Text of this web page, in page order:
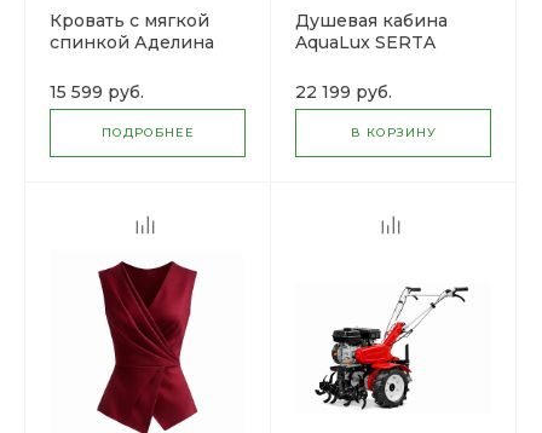
Кровать с мягкой
спинкой Аделина
15 599 руб.
ПОДРОБНЕЕ
Душевая кабина
AquaLux SERTA
22 199 руб.
В КОРЗИНУ